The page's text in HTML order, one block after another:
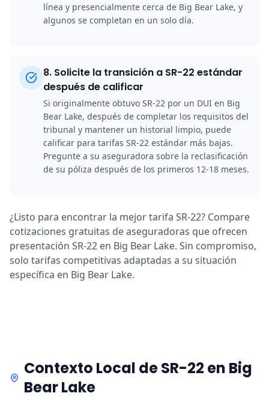
línea y presencialmente cerca de Big Bear Lake, y
algunos se completan en un solo día.
8. Solicite la transición a SR-22 estándar
después de calificar
Si originalmente obtuvo SR-22 por un DUI en Big
Bear Lake, después de completar los requisitos del
tribunal y mantener un historial limpio, puede
calificar para tarifas SR-22 estándar más bajas.
Pregunte a su aseguradora sobre la reclasificación
de su póliza después de los primeros 12-18 meses.
¿Listo para encontrar la mejor tarifa SR-22? Compare
cotizaciones gratuitas de aseguradoras que ofrecen
presentación SR-22 en Big Bear Lake. Sin compromiso,
solo tarifas competitivas adaptadas a su situación
específica en Big Bear Lake.
Contexto Local de SR-22 en Big
Bear Lake